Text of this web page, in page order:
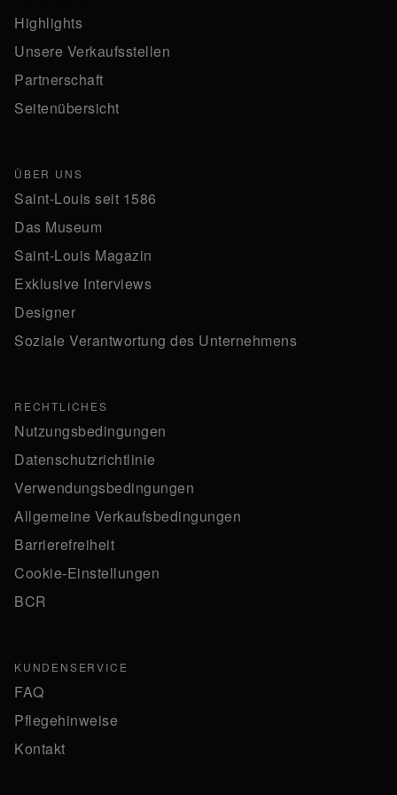
Highlights
Unsere Verkaufsstellen
Partnerschaft
Seitenübersicht
ÜBER UNS
Saint-Louis seit 1586
Das Museum
Saint-Louis Magazin
Exklusive Interviews
Designer
Soziale Verantwortung des Unternehmens
RECHTLICHES
Nutzungsbedingungen
Datenschutzrichtlinie
Verwendungsbedingungen
Allgemeine Verkaufsbedingungen
Barrierefreiheit
Cookie-Einstellungen
BCR
KUNDENSERVICE
FAQ
Pflegehinweise
Kontakt